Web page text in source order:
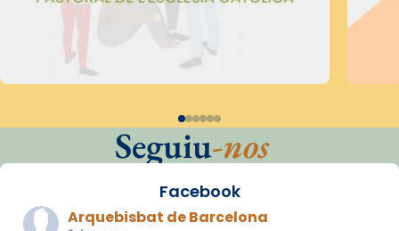
Seguiu-nos
Facebook
Arquebisbat de Barcelona